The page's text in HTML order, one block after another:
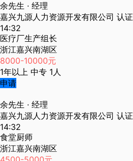
余先生 · 经理
嘉兴九源人力资源开发有限公司 认证
14:32
医疗厂生产组长
浙江嘉兴南湖区
8000-10000元
1年以上 中专 1人
申请
余先生 · 经理
嘉兴九源人力资源开发有限公司 认证
14:32
食堂厨师
浙江嘉兴南湖区